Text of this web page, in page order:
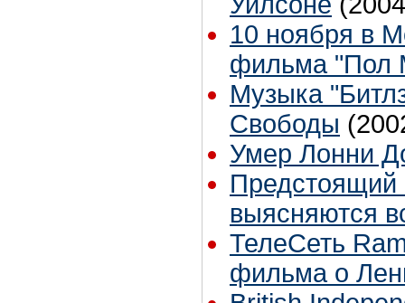
10 ноября в
фильма "Пол
Музыка
Свободы
Умер Лонни
Предстоящий
выясняются
ТелеСеть
фильма о